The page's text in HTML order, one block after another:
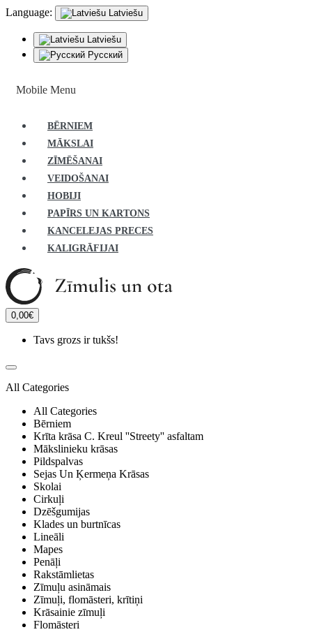
Language: Latviešu
Latviešu
Русский
Mobile Menu
BĒRNIEM
MĀKSLAI
ZĪMĒŠANAI
VEIDOŠANAI
HOBIJI
PAPĪRS UN KARTONS
KANCELEJAS PRECES
KALIGRĀFIJAI
0,00€
Tavs grozs ir tukšs!
All Categories
All Categories
Bērniem
Krīta krāsa C. Kreul ''Streety'' asfaltam
Mākslinieku krāsas
Pildspalvas
Sejas Un Ķermeņa Krāsas
Skolai
Cirkuļi
Dzēšgumijas
Klades un burtnīcas
Lineāli
Mapes
Penāļi
Rakstāmlietas
Zīmuļu asināmais
Zīmuļi, flomāsteri, krītiņi
Krāsainie zīmuļi
Flomāsteri